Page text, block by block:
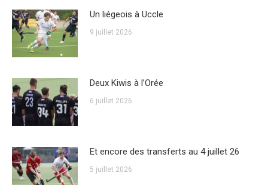
Un liégeois à Uccle
9 juillet 2026
Deux Kiwis à l’Orée
6 juillet 2026
Et encore des transferts au 4 juillet 26
5 juillet 2026